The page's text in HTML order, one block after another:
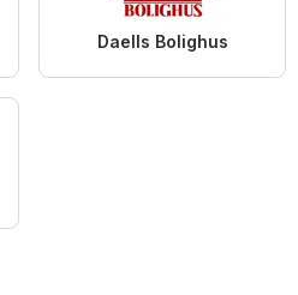
Daells Bolighus